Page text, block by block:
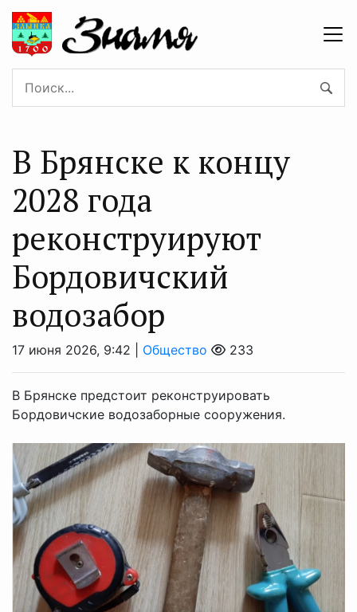
В Брянске к концу
2028 года
реконструируют
Бордовичский
водозабор
17 июня 2026, 9:42 | Общество 233
В Брянске предстоит реконструировать
Бордовичские водозаборные сооружения.